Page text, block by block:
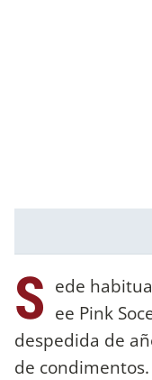
S ede
ee Pink
despedida de
de